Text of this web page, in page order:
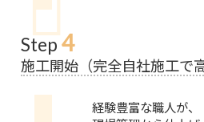
Step 4
施工開始（完全自社施工で
経験豊富な職人が、